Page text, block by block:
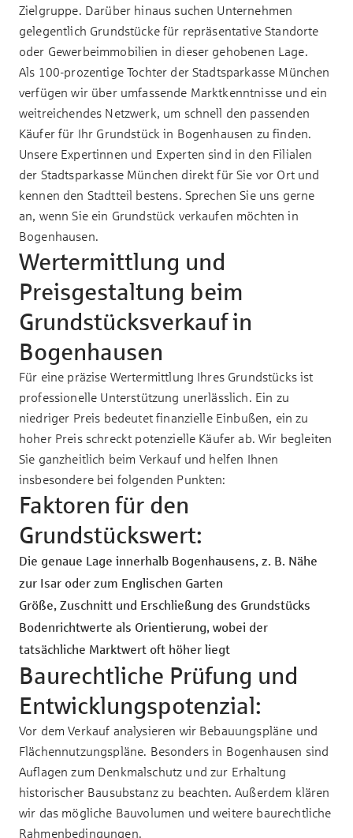
Zielgruppe. Darüber hinaus suchen Unternehmen
gelegentlich Grundstücke für repräsentative Standorte
oder Gewerbeimmobilien in dieser gehobenen Lage.
Als 100-prozentige Tochter der Stadtsparkasse München
verfügen wir über umfassende Marktkenntnisse und ein
weitreichendes Netzwerk, um schnell den passenden
Käufer für Ihr Grundstück in Bogenhausen zu finden.
Unsere Expertinnen und Experten sind in den Filialen
der Stadtsparkasse München direkt für Sie vor Ort und
kennen den Stadtteil bestens. Sprechen Sie uns gerne
an, wenn Sie ein Grundstück verkaufen möchten in
Bogenhausen.
Wertermittlung und
Preisgestaltung beim
Grundstücksverkauf in
Bogenhausen
Für eine präzise Wertermittlung Ihres Grundstücks ist
professionelle Unterstützung unerlässlich. Ein zu
niedriger Preis bedeutet finanzielle Einbußen, ein zu
hoher Preis schreckt potenzielle Käufer ab. Wir begleiten
Sie ganzheitlich beim Verkauf und helfen Ihnen
insbesondere bei folgenden Punkten:
Faktoren für den
Grundstückswert:
Die genaue Lage innerhalb Bogenhausens, z. B. Nähe
zur Isar oder zum Englischen Garten
Größe, Zuschnitt und Erschließung des Grundstücks
Bodenrichtwerte als Orientierung, wobei der
tatsächliche Marktwert oft höher liegt
Baurechtliche Prüfung und
Entwicklungspotenzial:
Vor dem Verkauf analysieren wir Bebauungspläne und
Flächennutzungspläne. Besonders in Bogenhausen sind
Auflagen zum Denkmalschutz und zur Erhaltung
historischer Bausubstanz zu beachten. Außerdem klären
wir das mögliche Bauvolumen und weitere baurechtliche
Rahmenbedingungen.